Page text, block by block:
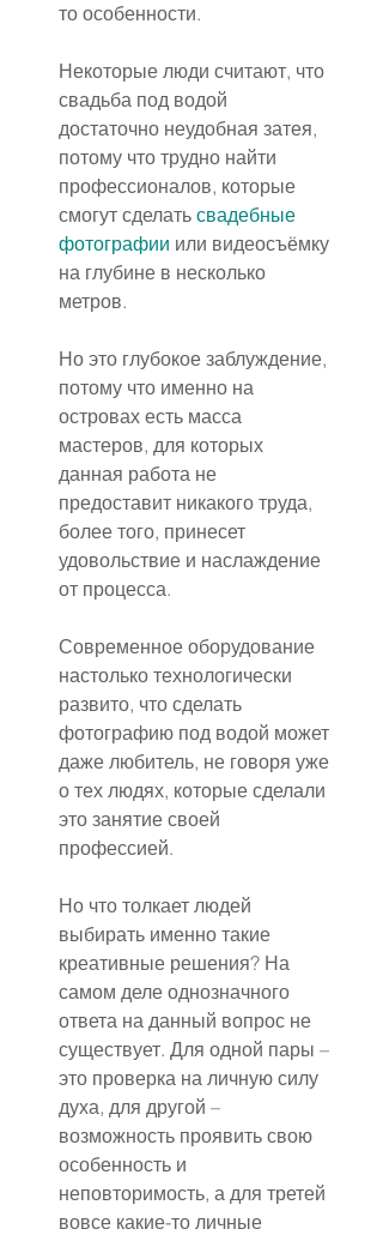
то особенности.
Некоторые люди считают, что
свадьба под водой
достаточно неудобная затея,
потому что трудно найти
профессионалов, которые
смогут сделать свадебные
фотографии или видеосъёмку
на глубине в несколько
метров.
Но это глубокое заблуждение,
потому что именно на
островах есть масса
мастеров, для которых
данная работа не
предоставит никакого труда,
более того, принесет
удовольствие и наслаждение
от процесса.
Современное оборудование
настолько технологически
развито, что сделать
фотографию под водой может
даже любитель, не говоря уже
о тех людях, которые сделали
это занятие своей
профессией.
Но что толкает людей
выбирать именно такие
креативные решения? На
самом деле однозначного
ответа на данный вопрос не
существует. Для одной пары –
это проверка на личную силу
духа, для другой –
возможность проявить свою
особенность и
неповторимость, а для третей
вовсе какие-то личные